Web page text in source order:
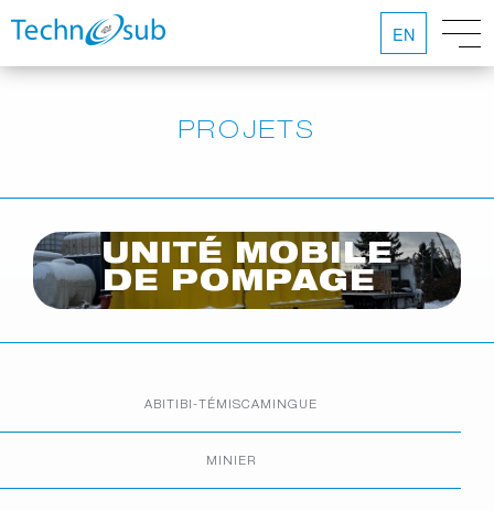
EN
PROJETS
UNITÉ MOBILE
DE POMPAGE
ABITIBI-TÉMISCAMINGUE
MINIER